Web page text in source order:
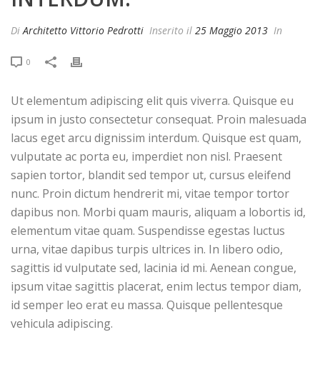
DiArchitetto Vittorio Pedrotti Inserito il 25 Maggio 2013 In
0
Ut elementum adipiscing elit quis viverra. Quisque eu
ipsum in justo consectetur consequat. Proin malesuada
lacus eget arcu dignissim interdum. Quisque est quam,
vulputate ac porta eu, imperdiet non nisl. Praesent
sapien tortor, blandit sed tempor ut, cursus eleifend
nunc. Proin dictum hendrerit mi, vitae tempor tortor
dapibus non. Morbi quam mauris, aliquam a lobortis id,
elementum vitae quam. Suspendisse egestas luctus
urna, vitae dapibus turpis ultrices in. In libero odio,
sagittis id vulputate sed, lacinia id mi. Aenean congue,
ipsum vitae sagittis placerat, enim lectus tempor diam,
id semper leo erat eu massa. Quisque pellentesque
vehicula adipiscing.